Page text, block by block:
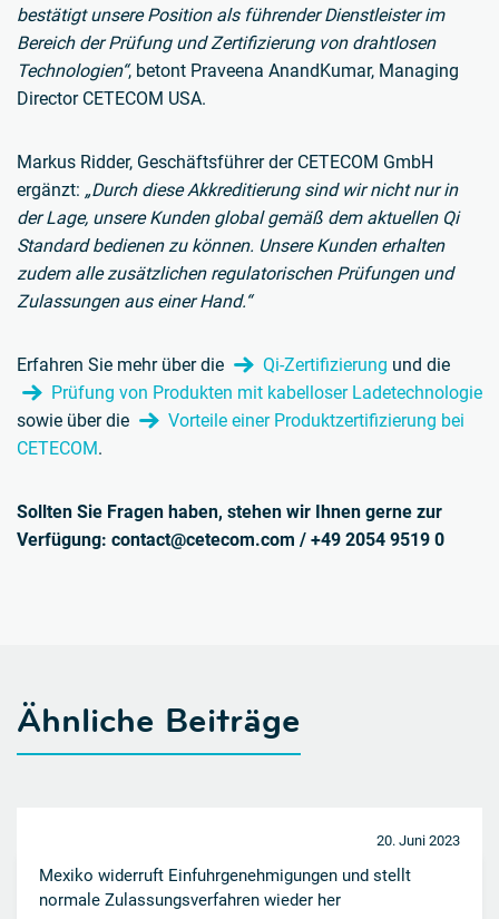
bestätigt unsere Position als führender Dienstleister im
Bereich der Prüfung und Zertifizierung von drahtlosen
Technologien“, betont Praveena AnandKumar, Managing
Director CETECOM USA.
Markus Ridder, Geschäftsführer der CETECOM GmbH
ergänzt: „Durch diese Akkreditierung sind wir nicht nur in
der Lage, unsere Kunden global gemäß dem aktuellen Qi
Standard bedienen zu können. Unsere Kunden erhalten
zudem alle zusätzlichen regulatorischen Prüfungen und
Zulassungen aus einer Hand.“
Erfahren Sie mehr über die Qi-Zertifizierung und die
Prüfung von Produkten mit kabelloser Ladetechnologie
sowie über die
Vorteile einer Produktzertifizierung bei
CETECOM.
Sollten Sie Fragen haben, stehen wir Ihnen gerne zur
Verfügung: contact@cetecom.com / +49 2054 9519 0
Ähnliche Beiträge
20. Juni 2023
Mexiko widerruft Einfuhrgenehmigungen und stellt
normale Zulassungsverfahren wieder her